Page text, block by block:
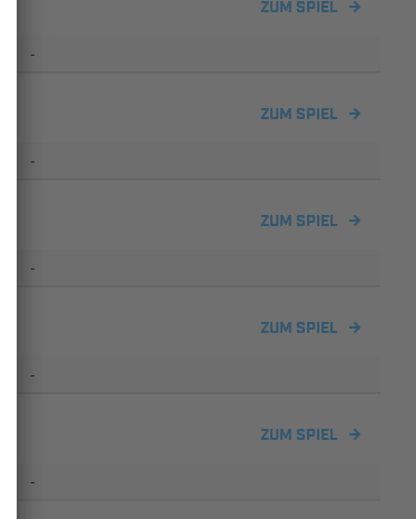
ZUM SPIEL
-
ZUM SPIEL
-
ZUM SPIEL
-
ZUM SPIEL
-
ZUM SPIEL
-